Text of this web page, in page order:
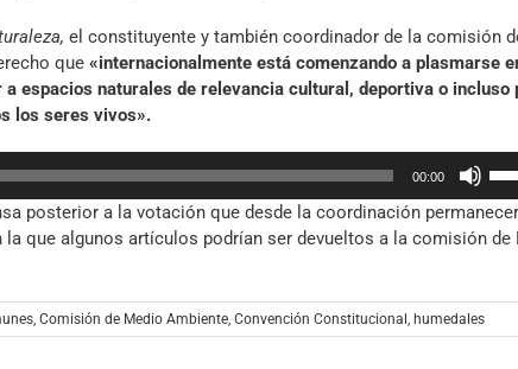
el
el constituyente y también coordinador de la comisión
que «internacionalmente está comenzando a plasmarse
espacios naturales de relevancia cultural, deportiva o incluso
los seres vivos».
00:00
de
posterior a la votación que desde la coordinación
que algunos artículos podrían ser devueltos a la comisión de
, Comisión de Medio Ambiente, Convención Constitucional , humedales